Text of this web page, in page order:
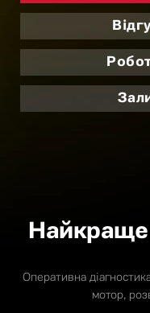
Оперативна
мотор,